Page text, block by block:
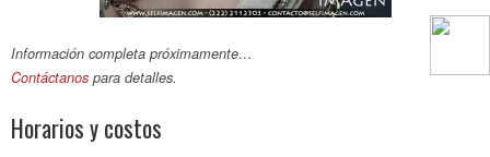
Información completa próximamente…
Contáctanos para detalles.
Horarios y costos